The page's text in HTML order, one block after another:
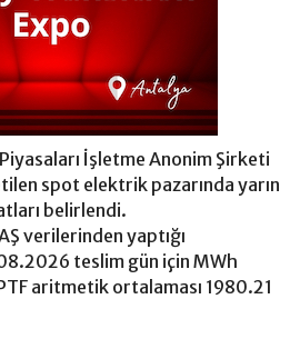
İşletme Anonim Şirketi
spot elektrik pazarında yarın
belirlendi.
verilerinden yaptığı
teslim gün için MWh
aritmetik ortalaması 1980.21